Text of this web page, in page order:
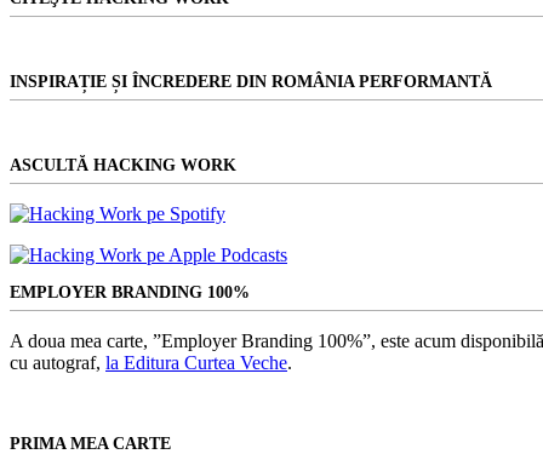
bine,
schimba
asta?
INSPIRAȚIE ȘI ÎNCREDERE DIN ROMÂNIA PERFORMANTĂ
ASCULTĂ HACKING WORK
EMPLOYER BRANDING 100%
A doua mea carte, ”Employer Branding 100%”, este acum
cu autograf, la Editura Curtea Veche.
PRIMA MEA CARTE